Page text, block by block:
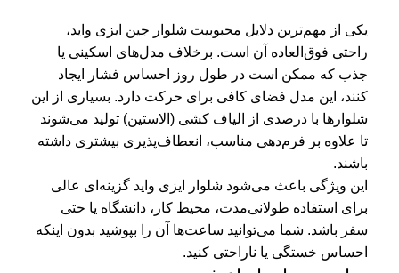
یکی از مهم‌ترین دلایل محبوبیت شلوار جین ایزی واید،
راحتی فوق‌العاده آن است. برخلاف مدل‌های اسکینی یا
جذب که ممکن است در طول روز احساس فشار ایجاد
کنند، این مدل فضای کافی برای حرکت دارد. بسیاری از این
شلوارها با درصدی از الیاف کشی (الاستین) تولید می‌شوند
تا علاوه بر فرم‌دهی مناسب، انعطاف‌پذیری بیشتری داشته
باشند.
این ویژگی باعث می‌شود شلوار ایزی واید گزینه‌ای عالی
برای استفاده طولانی‌مدت، محیط کار، دانشگاه یا حتی
سفر باشد. شما می‌توانید ساعت‌ها آن را بپوشید بدون اینکه
احساس خستگی یا ناراحتی کنید.